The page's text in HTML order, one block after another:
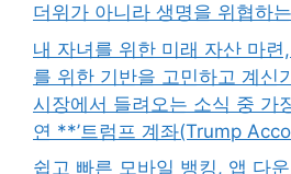
더위가 아니라 생명을 위협하
내 자녀를 위한 미래 자산 마
를 위한 기반을 고민하고 계신
시장에서 들려오는 소식 중 가
연 **’트럼프 계좌(Trump
쉽고 빠른 모바일 뱅킹, 앱 다